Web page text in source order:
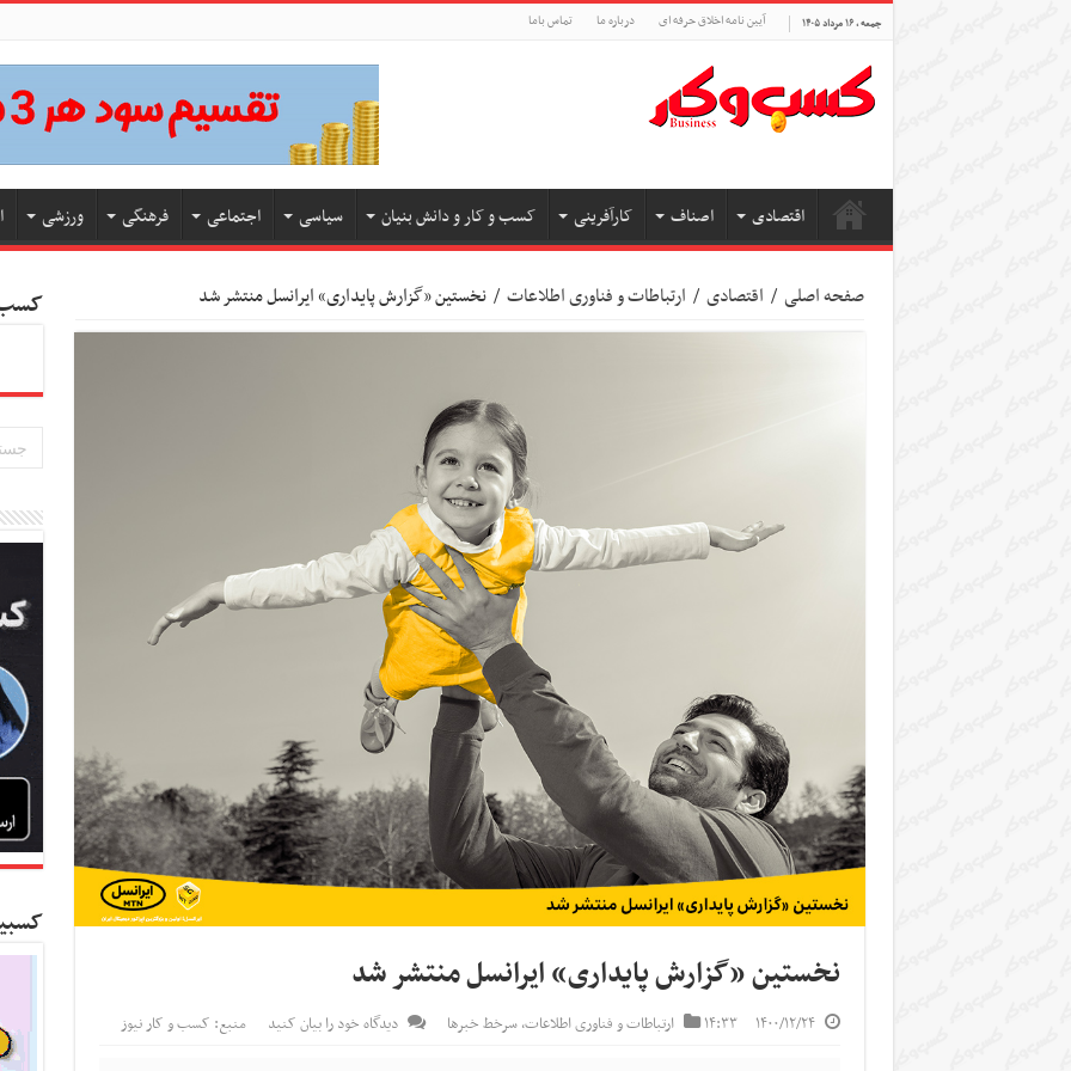
جمعه , ۱۶ مرداد ۱۴۰۵ آیین نامه اخلاق حرفه ای درباره ما تماس باما
اقتصادی اصناف کارآفرینی کسب و کار و دانش بنیان سیاسی اجتماعی فرهنگی ورزشی
صفحه اصلی / اقتصادی / ارتباطات و فناوری اطلاعات / نخستین «گزارش پایداری» ایرانسل منتشر شد
نخستین «گزارش پایداری» ایرانسل منتشر شد
۱۴۰۰/۱۲/۲۴ ۱۴:۳۳ ارتباطات و فناوری اطلاعات,سرخط خبرها دیدگاه خود را بیان کنید منبع: کسب و کار نیوز
کسب